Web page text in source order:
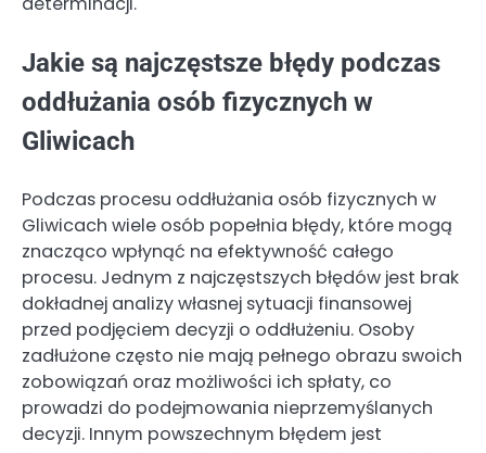
Jakie są najczęstsze błędy podczas
oddłużania osób fizycznych w
Gliwicach
Podczas procesu oddłużania osób fizycznych w
Gliwicach wiele osób popełnia błędy, które mogą
znacząco wpłynąć na efektywność całego
procesu. Jednym z najczęstszych błędów jest brak
dokładnej analizy własnej sytuacji finansowej
przed podjęciem decyzji o oddłużeniu. Osoby
zadłużone często nie mają pełnego obrazu swoich
zobowiązań oraz możliwości ich spłaty, co
prowadzi do podejmowania nieprzemyślanych
decyzji. Innym powszechnym błędem jest